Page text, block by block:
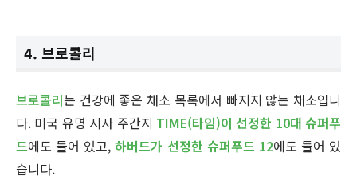
4. 브로콜리
브로콜리는 건강에 좋은 채소 목록에서 빠지지 않는 채소입니
다. 미국 유명 시사 주간지 TIME(타임)이 선정한 10대 슈퍼푸
드에도 들어 있고,하버드가 선정한 슈퍼푸드 12에도 들어 있
습니다.